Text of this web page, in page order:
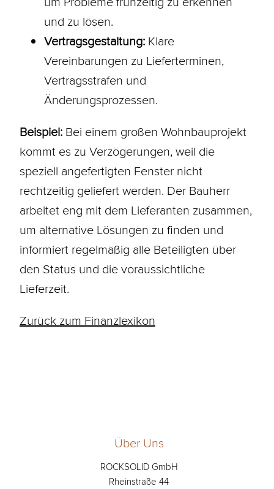
und zu lösen.
Vertragsgestaltung:Klare
Vereinbarungen zu Lieferterminen,
Vertragsstrafen und
Änderungsprozessen.
Beispiel:Bei einem großen Wohnbauprojekt
kommt es zu Verzögerungen, weil die
speziell angefertigten Fenster nicht
rechtzeitig geliefert werden. Der Bauherr
arbeitet eng mit dem Lieferanten zusammen,
um alternative Lösungen zu finden und
informiert regelmäßig alle Beteiligten über
den Status und die voraussichtliche
Lieferzeit.
Zurück zum Finanzlexikon
Über Uns
ROCKSOLID GmbH
Rheinstraße 44